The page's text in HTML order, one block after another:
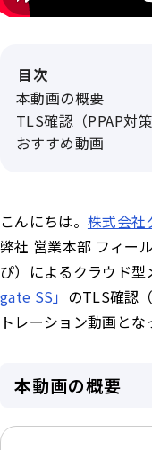
目次
本動画の概要
TLS確認（PPAP対
おすすめ動画
こんにちは。 株式会社
弊社 営業本部 フィー
ぴ）によるクラウド
gate SS」 のTLS確認
トレーション動画とな
本動画の概要